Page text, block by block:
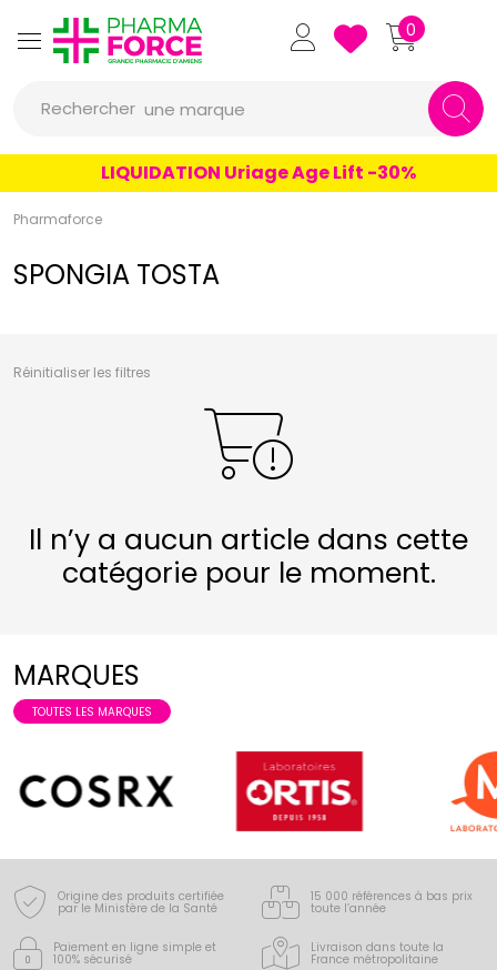
Pharmaforce Grande Pharmacie
0
Rechercher
un conseil
un produit
une marque
LIQUIDATION Uriage Age Lift -30%
Pharmaforce
SPONGIA TOSTA
Réinitialiser les filtres
Il n’y a aucun article dans cette
catégorie pour le moment.
MARQUES
TOUTES LES MARQUES
Origine des produits certifiée
par le Ministère de la Santé
15 000 références à bas prix
toute l’année
Paiement en ligne simple et
100% sécurisé
Livraison dans toute la
France métropolitaine